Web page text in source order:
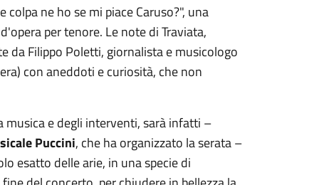
ne ho se mi piace Caruso?", una
per tenore. Le note di Traviata,
da Filippo Poletti, giornalista e musicologo
con aneddoti e curiosità, che non
musica e degli interventi, sarà infatti –
Puccini, che ha organizzato la serata –
esatto delle arie, in una specie di